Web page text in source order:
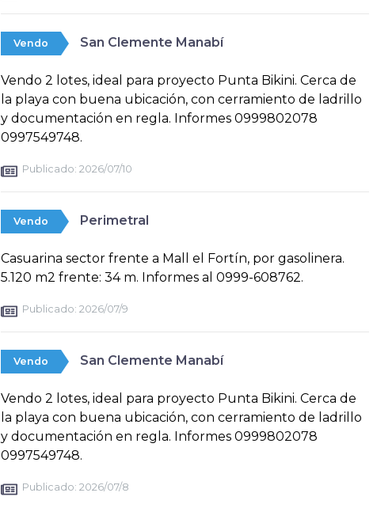
Vendo San Clemente Manabí
Vendo 2 lotes, ideal para proyecto Punta Bikini. Cerca de
la playa con buena ubicación, con cerramiento de ladrillo
y documentación en regla. Informes 0999802078
0997549748.
Publicado: 2026/07/10
Vendo Perimetral
Casuarina sector frente a Mall el Fortín, por gasolinera.
5.120 m2 frente: 34 m. Informes al 0999-608762.
Publicado: 2026/07/9
Vendo San Clemente Manabí
Vendo 2 lotes, ideal para proyecto Punta Bikini. Cerca de
la playa con buena ubicación, con cerramiento de ladrillo
y documentación en regla. Informes 0999802078
0997549748.
Publicado: 2026/07/8